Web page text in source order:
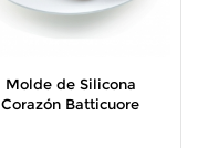
Molde de Silicona
Corazón Batticuore